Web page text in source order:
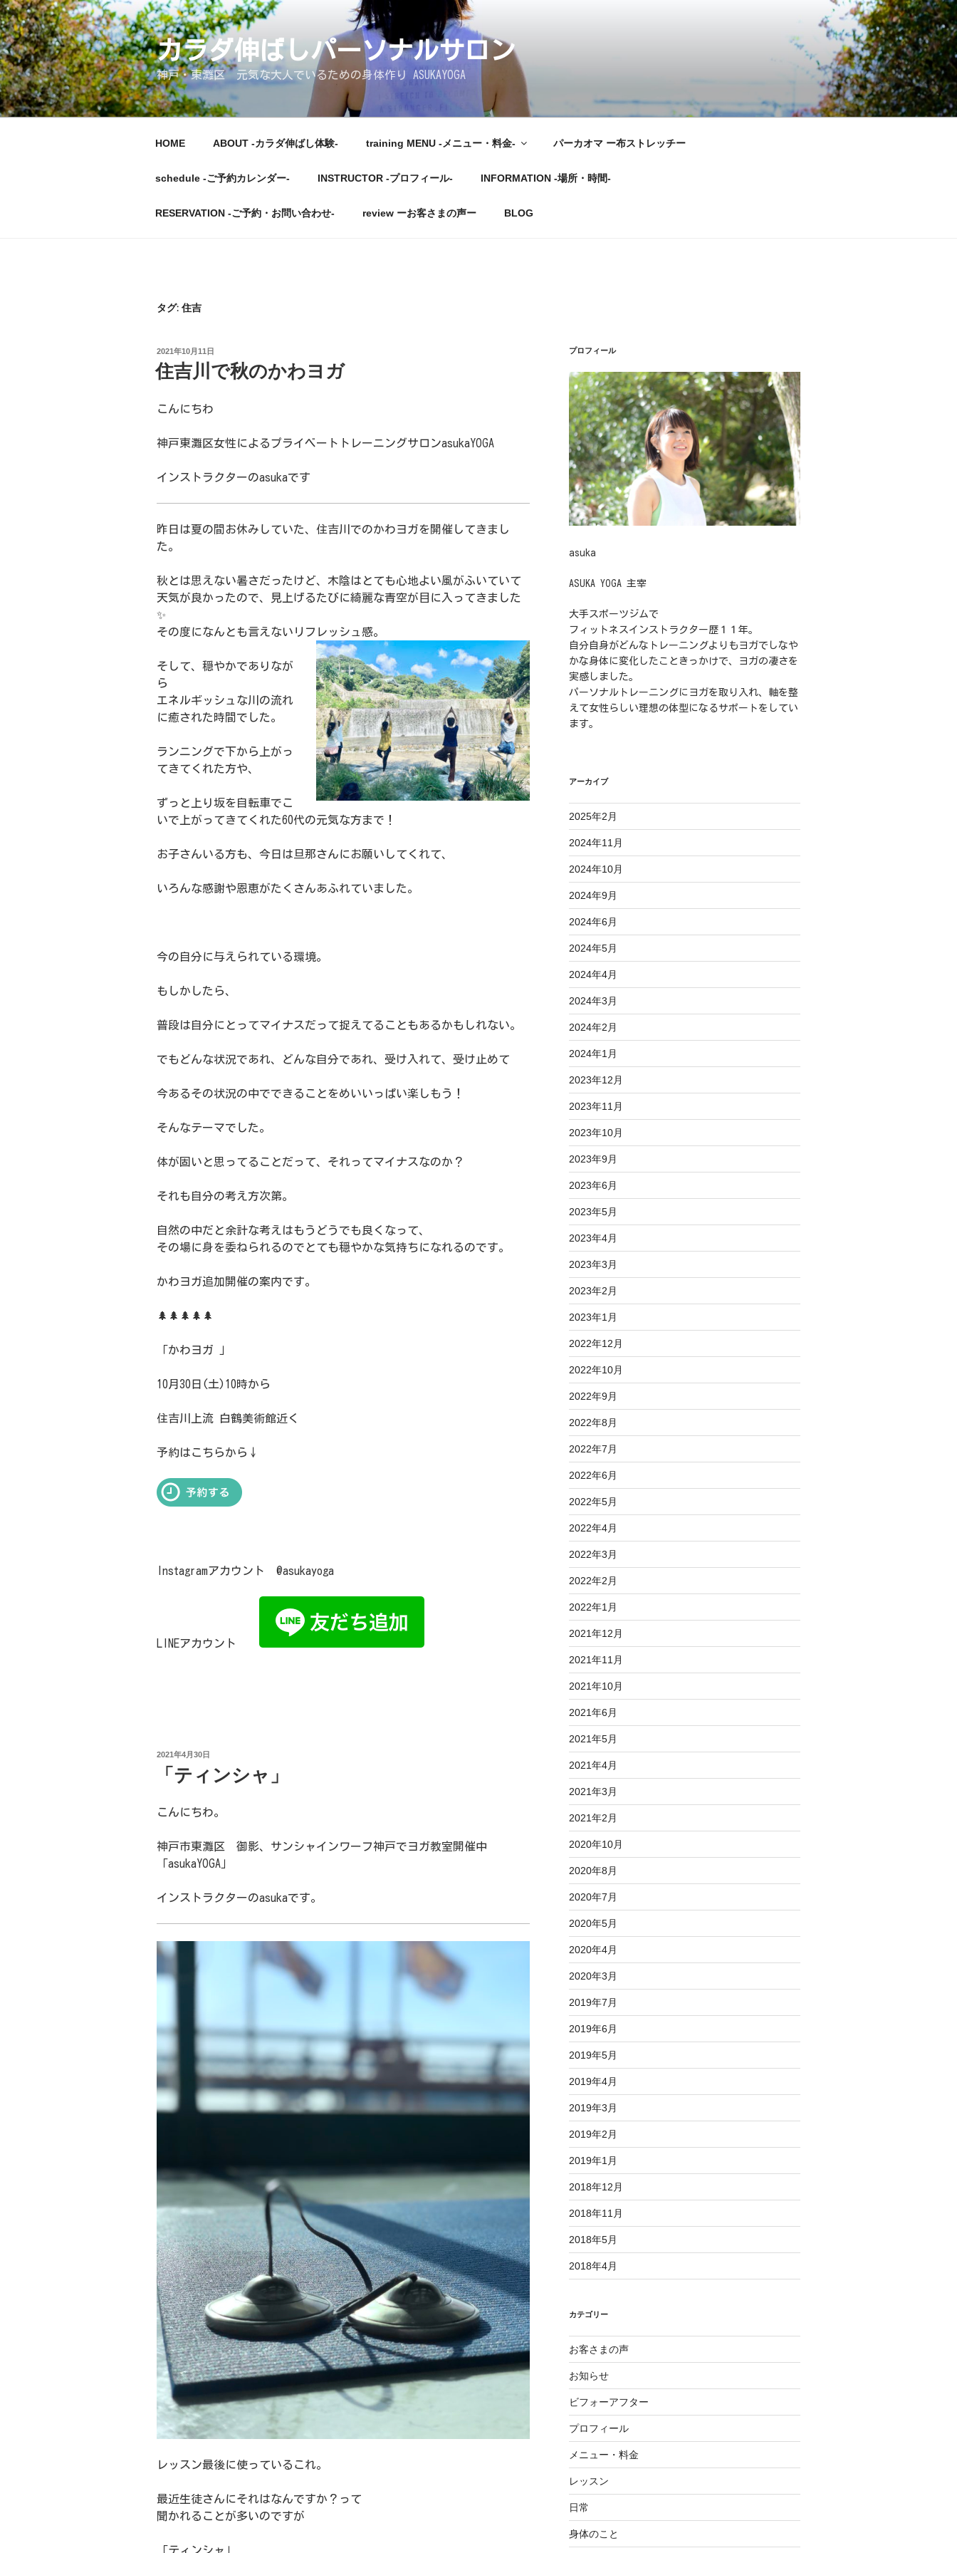
コ
ン
テ
ン
ツ
へ
ス
カラダ伸ばしパーソナルサロン
神戸・東灘区 元気な大人でいるための身体作り ASUKAYOGA
HOME ABOUT -カラダ伸ばし体験- training MENU -メニュー・料金- パーカオマ ー布ストレッチー
schedule -ご予約カレンダー- INSTRUCTOR -プロフィール- INFORMATION -場所・時間-
RESERVATION -ご予約・お問い合わせ- review ーお客さまの声ー BLOG
タグ: 住吉
投
稿
日:
2021年10月11日
住吉川で秋のかわヨガ
こんにちわ
神戸東灘区女性によるプライベートトレーニングサロンasukaYOGA
インストラクターのasukaです
昨日は夏の間お休みしていた、住吉川でのかわヨガを開催してきまし
た。
秋とは思えない暑さだったけど、木陰はとても心地よい風がふいていて
天気が良かったので、見上げるたびに綺麗な青空が目に入ってきました
✨
その度になんとも言えないリフレッシュ感。
そして、穏やかでありなが
ら
エネルギッシュな川の流れ
に癒された時間でした。
ランニングで下から上がっ
てきてくれた方や、
ずっと上り坂を自転車でこ
いで上がってきてくれた60代の元気な方まで！
お子さんいる方も、今日は旦那さんにお願いしてくれて、
いろんな感謝や恩恵がたくさんあふれていました。
今の自分に与えられている環境。
もしかしたら、
普段は自分にとってマイナスだって捉えてることもあるかもしれない。
でもどんな状況であれ、どんな自分であれ、受け入れて、受け止めて
今あるその状況の中でできることをめいいっぱい楽しもう！
そんなテーマでした。
体が固いと思ってることだって、それってマイナスなのか？
それも自分の考え方次第。
自然の中だと余計な考えはもうどうでも良くなって、
その場に身を委ねられるのでとても穏やかな気持ちになれるのです。
かわヨガ追加開催の案内です。
🌲🌲🌲🌲🌲
「かわヨガ 」
10月30日(土)10時から
住吉川上流 白鶴美術館近く
予約はこちらから↓
Instagramアカウント @asukayoga
LINEアカウント
投
日:
2021年4月30日
「ティンシャ」
こんにちわ。
神戸市東灘区 御影、サンシャインワーフ神戸でヨガ教室開催中
「asukaYOGA」
インストラクターのasukaです。
レッスン最後に使っているこれ。
最近生徒さんにそれはなんですか？って
聞かれることが多いのですが
「ティンシャ」
プロフィール
asuka
ASUKA YOGA 主宰
大手スポーツジムで
フィットネスインストラクター歴１１年。
自分自身がどんなトレーニングよりもヨガでしなや
かな身体に変化したこときっかけで、ヨガの凄さを
実感しました。
パーソナルトレーニングにヨガを取り入れ、軸を整
えて女性らしい理想の体型になるサポートをしてい
ます。
アーカイブ
2025年2月
2024年11月
2024年10月
2024年9月
2024年6月
2024年5月
2024年4月
2024年3月
2024年2月
2024年1月
2023年12月
2023年11月
2023年10月
2023年9月
2023年6月
2023年5月
2023年4月
2023年3月
2023年2月
2023年1月
2022年12月
2022年10月
2022年9月
2022年8月
2022年7月
2022年6月
2022年5月
2022年4月
2022年3月
2022年2月
2022年1月
2021年12月
2021年11月
2021年10月
2021年6月
2021年5月
2021年4月
2021年3月
2021年2月
2020年10月
2020年8月
2020年7月
2020年5月
2020年4月
2020年3月
2019年7月
2019年6月
2019年5月
2019年4月
2019年3月
2019年2月
2019年1月
2018年12月
2018年11月
2018年5月
2018年4月
カテゴリー
お客さまの声
お知らせ
ビフォーアフター
プロフィール
メニュー・料金
レッスン
日常
身体のこと